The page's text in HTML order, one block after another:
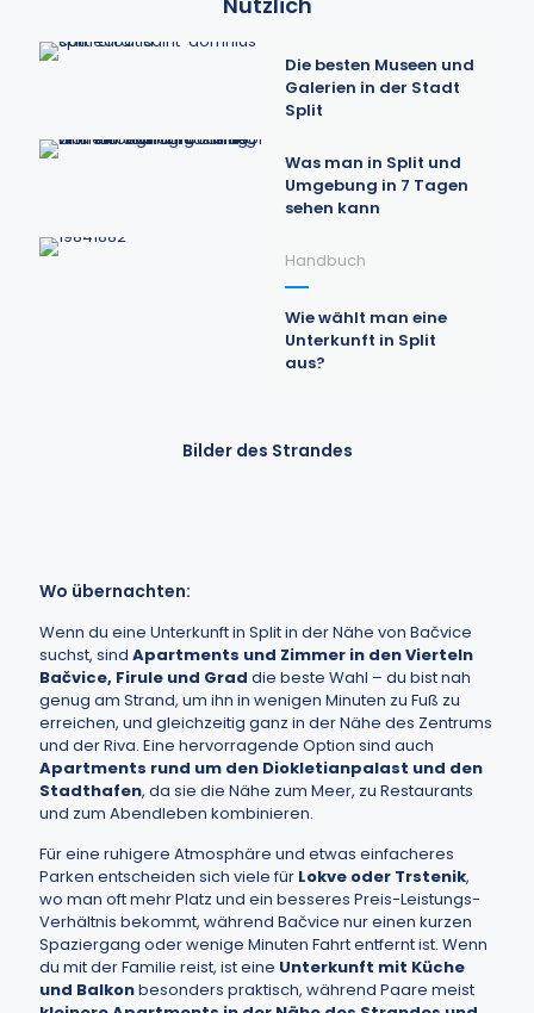
Die besten Museen und
Galerien in der Stadt
Split
Was man in Split und
Umgebung in 7 Tagen
sehen kann
Handbuch
Wie wählt man eine
Unterkunft in Split
aus?
Bilder des Strandes
Wo übernachten:
Wenn du eine Unterkunft in Split in der Nähe von Bačvice
suchst, sind Apartments und Zimmer in den Vierteln
Bačvice, Firule und Grad die beste Wahl – du bist nah
genug am Strand, um ihn in wenigen Minuten zu Fuß zu
erreichen, und gleichzeitig ganz in der Nähe des Zentrums
und der Riva. Eine hervorragende Option sind auch
Apartments rund um den Diokletianpalast und den
Stadthafen, da sie die Nähe zum Meer, zu Restaurants
und zum Abendleben kombinieren.
Für eine ruhigere Atmosphäre und etwas einfacheres
Parken entscheiden sich viele für Lokve oder Trstenik,
wo man oft mehr Platz und ein besseres Preis-Leistungs-
Verhältnis bekommt, während Bačvice nur einen kurzen
Spaziergang oder wenige Minuten Fahrt entfernt ist. Wenn
du mit der Familie reist, ist eine Unterkunft mit Küche
und Balkonbesonders praktisch, während Paare meist